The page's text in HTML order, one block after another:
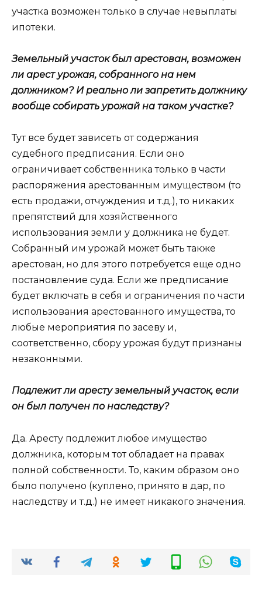
участка возможен только в случае невыплаты
ипотеки.
Земельный участок был арестован, возможен
ли арест урожая, собранного на нем
должником? И реально ли запретить должнику
вообще собирать урожай на таком участке?
Тут все будет зависеть от содержания
судебного предписания. Если оно
ограничивает собственника только в части
распоряжения арестованным имуществом (то
есть продажи, отчуждения и т.д.), то никаких
препятствий для хозяйственного
использования земли у должника не будет.
Собранный им урожай может быть также
арестован, но для этого потребуется еще одно
постановление суда. Если же предписание
будет включать в себя и ограничения по части
использования арестованного имущества, то
любые мероприятия по засеву и,
соответственно, сбору урожая будут признаны
незаконными.
Подлежит ли аресту земельный участок, если
он был получен по наследству?
Да. Аресту подлежит любое имущество
должника, которым тот обладает на правах
полной собственности. То, каким образом оно
было получено (куплено, принято в дар, по
наследству и т.д.) не имеет никакого значения.